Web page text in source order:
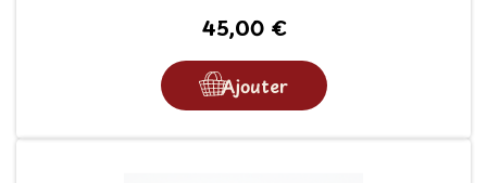
45,00 €
Ajouter